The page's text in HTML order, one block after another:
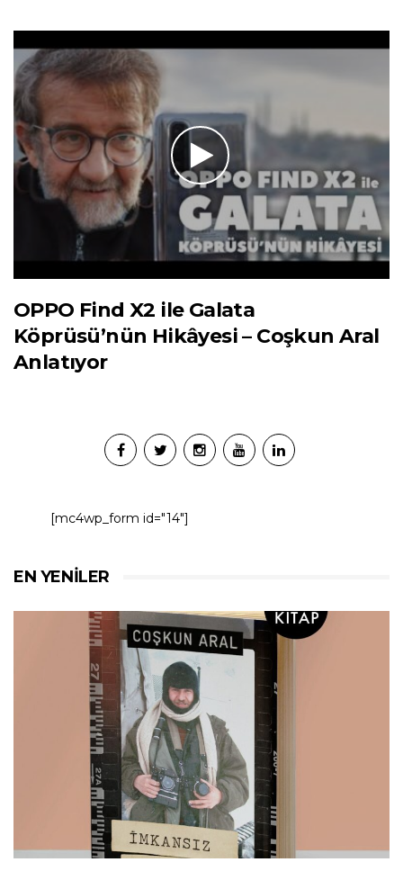
OPPO Find X2 ile Galata
Köprüsü’nün Hikâyesi – Coşkun Aral
Anlatıyor
[mc4wp_form id="14"]
EN YENILER